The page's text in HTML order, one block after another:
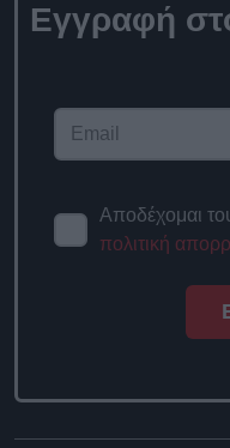
Εγγραφή
Αποδέχομαι
πολιτική